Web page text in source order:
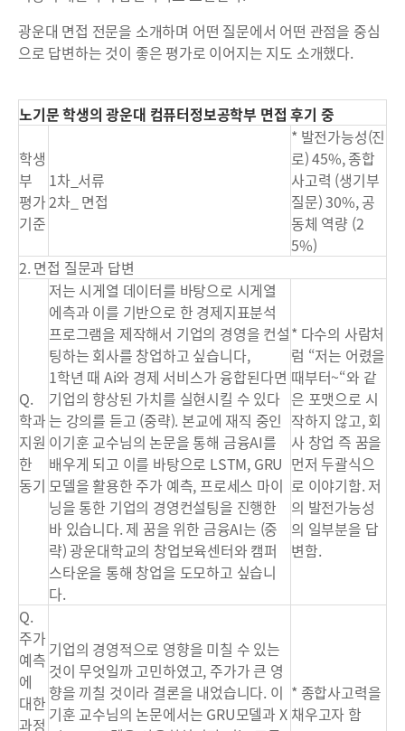
광운대 면접 전문을 소개하며 어떤 질문에서 어떤 관점을 중심
으로 답변하는 것이 좋은 평가로 이어지는 지도 소개했다.
노기문 학생의 광운대 컴퓨터정보공학부 면접 후기 중
학생
부
평가
기준
1차_서류
2차_ 면접
* 발전가능성(진
로) 45%, 종합
사고력 (생기부
질문) 30%, 공
동체 역량 (2
5%)
2. 면접 질문과 답변
Q.
학과
지원
한
동기
저는 시게열 데이터를 바탕으로 시게열
에측과 이를 기반으로 한 경제지표분석
프로그램을 제작해서 기업의 경영을 컨설
팅하는 회사를 창업하고 싶습니다,
1학년 때 Ai와 경제 서비스가 융합된다면
기업의 향상된 가치를 실현시킬 수 있다
는 강의를 듣고 (중략). 본교에 재직 중인
이기훈 교수님의 논문을 통해 금융AI를
배우게 되고 이를 바탕으로 LSTM, GRU
모델을 활용한 주가 예측, 프로세스 마이
닝을 통한 기업의 경영컨설팅을 진행한
바 있습니다. 제 꿈을 위한 금융AI는 (중
략) 광운대학교의 창업보육센터와 캠퍼
스타운을 통해 창업을 도모하고 싶습니
다.
* 다수의 사람처
럼 “저는 어렸을
때부터~“와 같
은 포맷으로 시
작하지 않고, 회
사 창업 즉 꿈을
먼저 두괄식으
로 이야기함. 저
의 발전가능성
의 일부분을 답
변함.
Q.
주가
예측
에
대한
과정
기업의 경영적으로 영향을 미칠 수 있는
것이 무엇일까 고민하였고, 주가가 큰 영
향을 끼칠 것이라 결론을 내었습니다. 이
기훈 교수님의 논문에서는 GRU모델과 X
* 종합사고력을
채우고자 함